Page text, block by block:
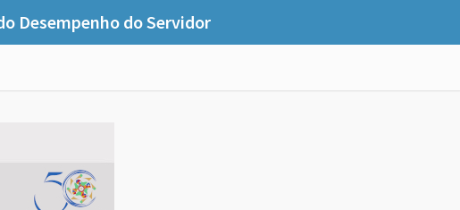
Desempenho do Servidor